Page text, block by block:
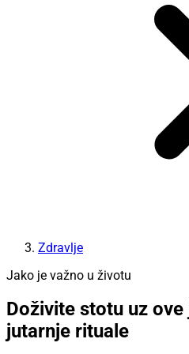
Zdravlje
Jako je važno u životu
Doživite stotu uz
jutarnje rituale